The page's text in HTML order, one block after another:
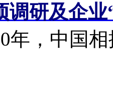
调研及企
年，中国